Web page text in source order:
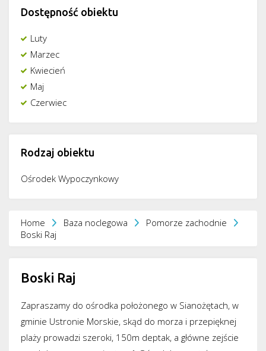
Dostępność obiektu
Luty
Marzec
Kwiecień
Maj
Czerwiec
Rodzaj obiektu
Ośrodek Wypoczynkowy
Home Baza noclegowa
Pomorze zachodnie
Boski Raj
Boski Raj
Zapraszamy do ośrodka położonego w Sianożętach, w
gminie Ustronie Morskie, skąd do morza i przepięknej
plaży prowadzi szeroki, 150m deptak, a główne zejście